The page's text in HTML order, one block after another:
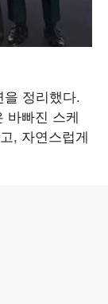
정리했다.
바빠진 스케
, 자연스럽게